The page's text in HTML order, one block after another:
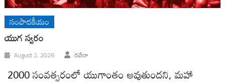
సంపాదకీయం
యుగ స్వ‌రం
August 2, 2026 రివేరా
2000 సంవ‌త్స‌రంలో యుగాంతం అవుతుంద‌ని, మ‌హా